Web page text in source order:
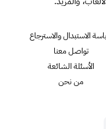
الاستبدال والاسترجاع
تواصل معنا
الأسئلة الشائعة
من نحن